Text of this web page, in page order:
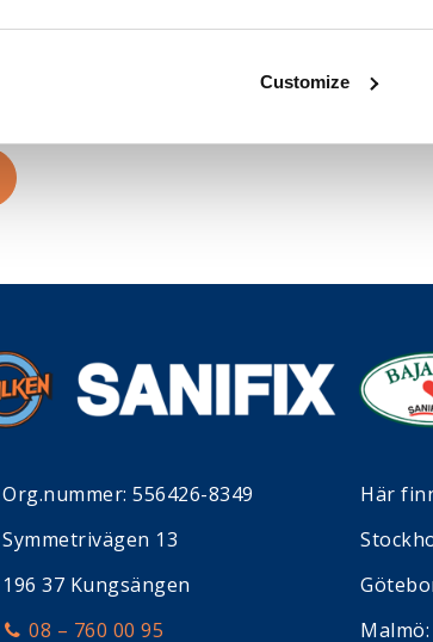
Customize
Org.nummer: 556426-8349
Symmetrivägen 13
196 37 Kungsängen
08 – 760 00 95
Här
Malmö: